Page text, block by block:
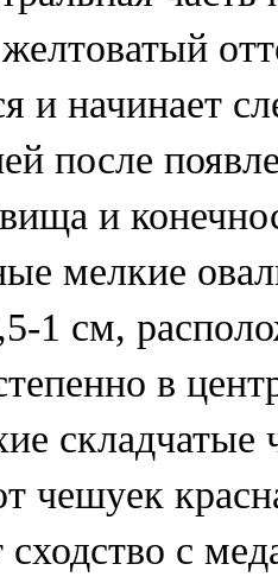
и начинает
после
и
мелкие
1 см,
в
чешуек
сходство с